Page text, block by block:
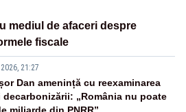
mediul de afaceri despre
fiscale
21:27
Dan amenință cu reexaminarea
decarbonizării: „România nu poate
miliarde din PNRR”